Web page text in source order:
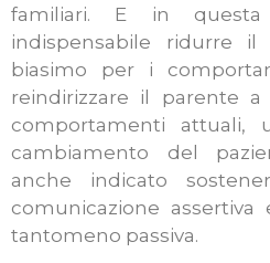
familiari. E in questa
indispensabile ridurre
biasimo per i
reindirizzare il parente
comportamenti attuali,
cambiamento del
anche indicato
comunicazione
tantomeno passiva.